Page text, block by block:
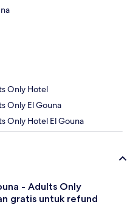
Only Hotel
Only El Gouna
Only Hotel El Gouna
- Adults Only
gratis untuk refund